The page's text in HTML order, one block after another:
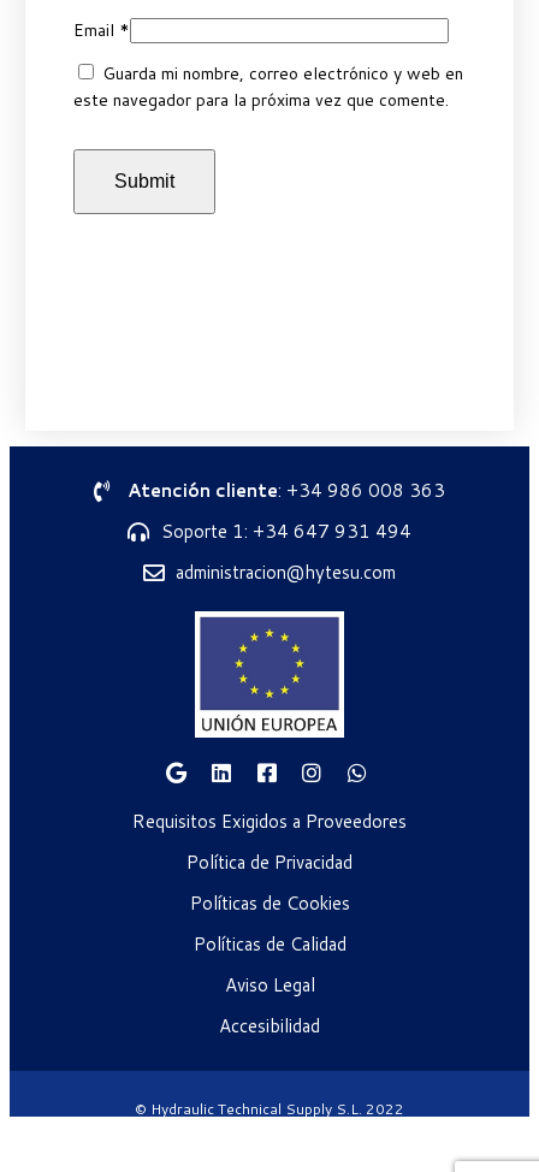
Email *
Guarda mi nombre, correo electrónico y web en
este navegador para la próxima vez que comente.
Atención cliente: +34 986 008 363
Soporte 1: +34 647 931 494
administracion@hytesu.com
Requisitos Exigidos a Proveedores
Política de Privacidad
Políticas de Cookies
Políticas de Calidad
Aviso Legal
Accesibilidad
© Hydraulic Technical Supply S.L. 2022